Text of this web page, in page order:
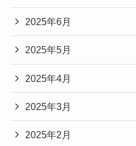
2025年6月
2025年5月
2025年4月
2025年3月
2025年2月